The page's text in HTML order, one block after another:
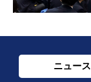
ニュース